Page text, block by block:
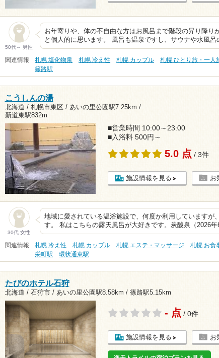
50代～ 男性
お年寄りや、体の不自由な方はお風呂まで階段の昇り降り
と個人的に思います。 風呂も温泉ですし、サウナや水風
関連情報 札幌 塩化物泉 札幌 冷え性 札幌 カップル 札幌 ひとり旅・一人
篠路駅
こうしんの湯
北海道 / 札幌市東区 / あいの里公園駅7.25km /
新道東駅832m
■営業時間 10:00～23:00
■入浴料 500円～
5.0 点 / 3件
施設情報を見る お
30代 女性
地域に愛されている温浴施設で、何度か利用していますが
す。 私はこちらの露天風呂が大好きです。炭酸泉（2026
関連情報 札幌 冷え性 札幌 カップル 札幌 エステ・マッサージ 札幌 お食
栄町駅
環状通東駅
たびのホテル石狩
北海道 / 石狩市 / あいの里公園駅8.58km / 篠路駅5.15km
- 点 / 0件
施設情報を見る お